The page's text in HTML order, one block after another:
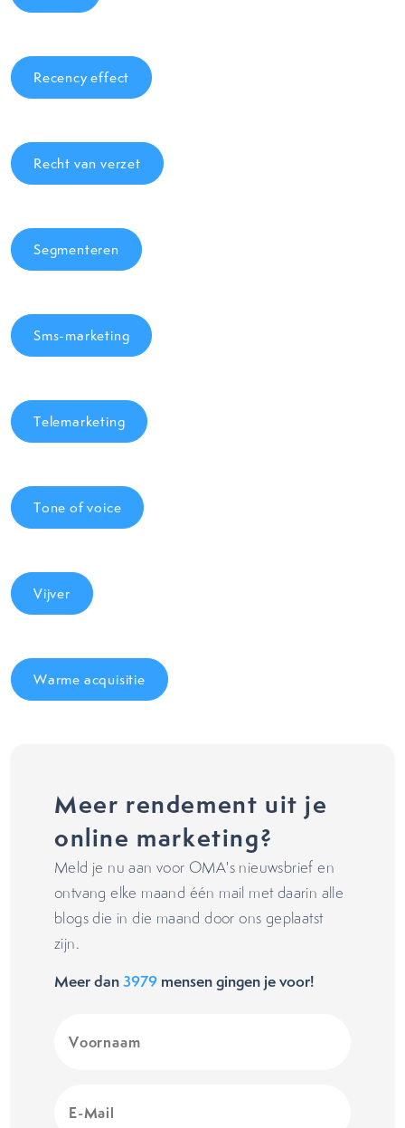
Recency effect
Recht van verzet
Segmenteren
Sms-marketing
Telemarketing
Tone of voice
Vijver
Warme acquisitie
Meer rendement uit je
online marketing?
Meld je nu aan voor OMA's nieuwsbrief en
ontvang elke maand één mail met daarin alle
blogs die in die maand door ons geplaatst
zijn.
Meer dan3979 mensen gingen je voor!
(Vereist)
Mail